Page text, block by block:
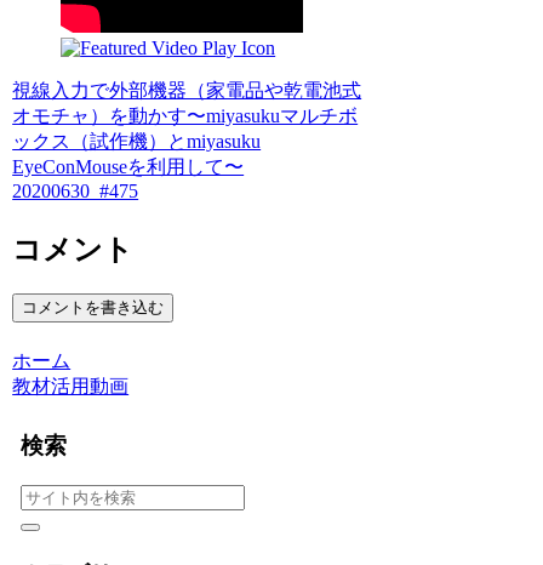
視線入力で外部機器（家電品や乾電池式
オモチャ）を動かす〜miyasukuマルチボ
ックス（試作機）とmiyasuku
EyeConMouseを利用して〜
20200630_#475
コメント
コメントを書き込む
ホーム
教材活用動画
検索